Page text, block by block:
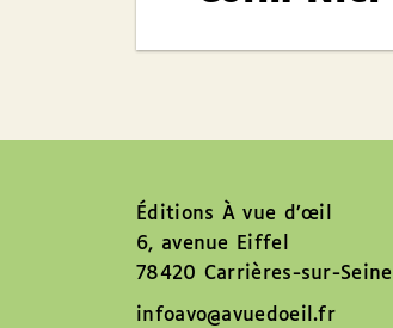
Éditions À vue d’œil
6, avenue Eiffel
78420 Carrières-sur-Seine
infoavo@avuedoeil.fr